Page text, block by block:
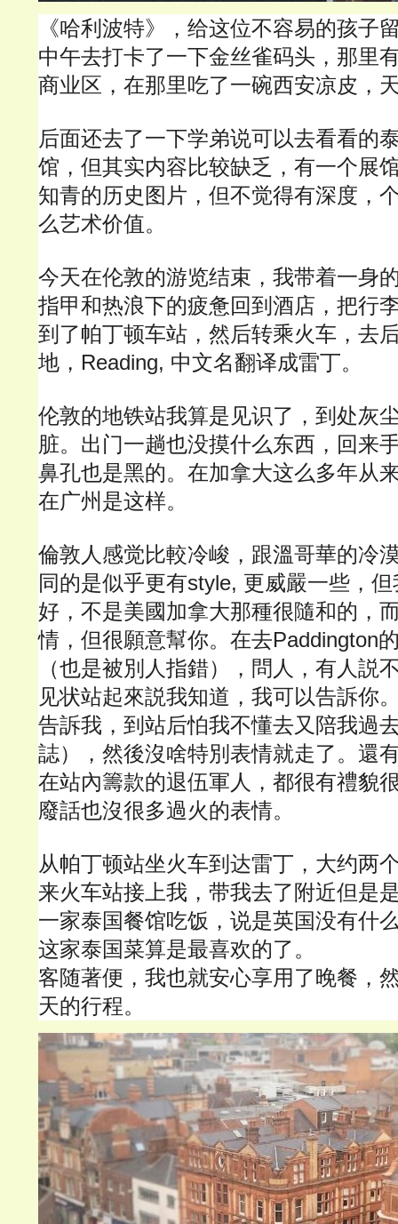
《哈利波特》，给这位不容易的孩子
中午去打卡了一下金丝雀码头，那里
商业区，在那里吃了一碗西安凉皮，
后面还去了一下学弟说可以去看看的
馆，但其实内容比较缺乏，有一个展
知青的历史图片，但不觉得有深度，
么艺术价值。
今天在伦敦的游览结束，我带着一身
指甲和热浪下的疲惫回到酒店，把行
到了帕丁顿车站，然后转乘火车，去
地，Reading, 中文名翻译成雷丁。
伦敦的地铁站我算是见识了，到处灰
脏。出门一趟也没摸什么东西，回来
鼻孔也是黑的。在加拿大这么多年从
在广州是这样。
倫敦人感觉比較冷峻，跟溫哥華的冷
同的是似乎更有style, 更威嚴一些，
好，不是美國加拿大那種很隨和的，
情，但很願意幫你。在去Paddington
（也是被別人指錯），問人，有人説
见状站起來説我知道，我可以告訴你
告訴我，到站后怕我不懂去又陪我過
誌），然後沒啥特別表情就走了。還
在站內籌款的退伍軍人，都很有禮貌
廢話也沒很多過火的表情。
从帕丁顿站坐火车到达雷丁，大约两
来火车站接上我，带我去了附近但是
一家泰国餐馆吃饭，说是英国没有什
这家泰国菜算是最喜欢的了。
客随著便，我也就安心享用了晚餐，
天的行程。